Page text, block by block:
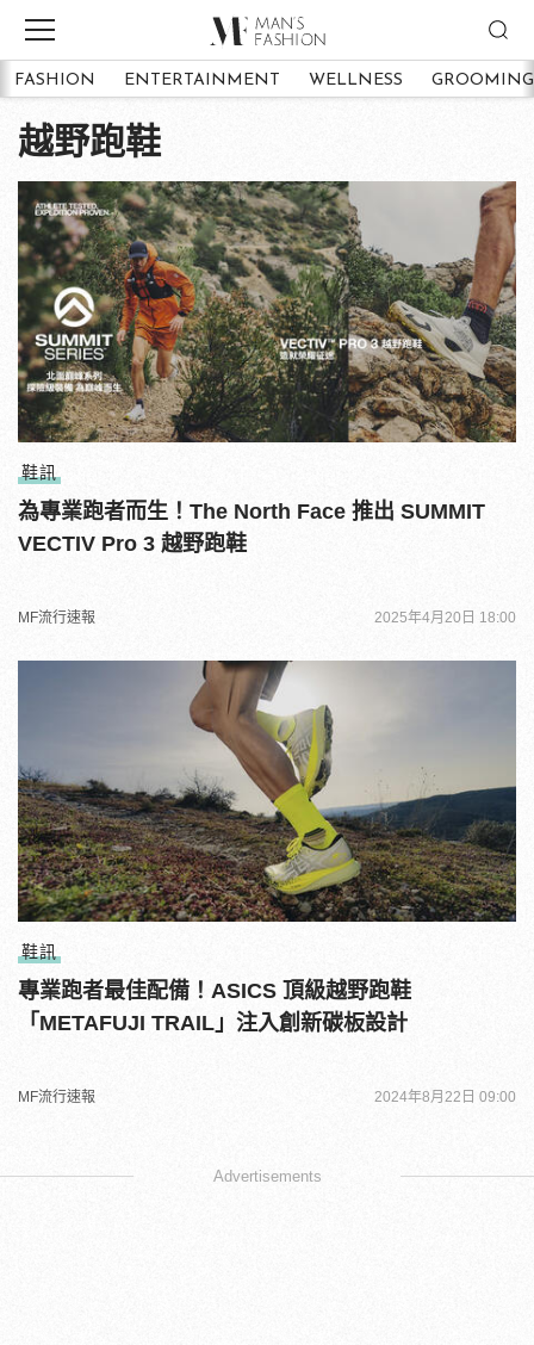
FASHION ENTERTAINMENT WELLNESS GROOMING
越野跑鞋
鞋訊
為專業跑者而生！The North Face 推出 SUMMIT
VECTIV Pro 3 越野跑鞋
MF流行速報 2025年4月20日 18:00
鞋訊
專業跑者最佳配備！ASICS 頂級越野跑鞋
「METAFUJI TRAIL」注入創新碳板設計
MF流行速報 2024年8月22日 09:00
Advertisements